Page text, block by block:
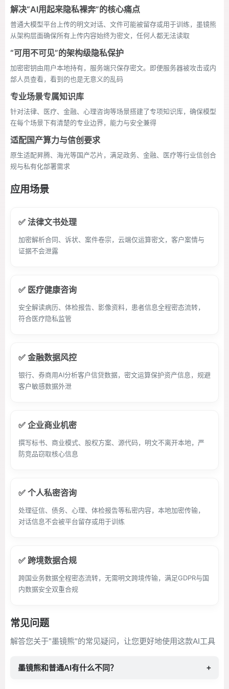
解决“AI用起来隐私裸奔”的核心痛点
普通大模型平台上传的明文对话、文件可能被留存或用于训练，墨镜熊
从架构层面确保所有上传内容始终为密文，任何人都无法读取
“可用不可见”的架构级隐私保护
加密密钥由用户本地持有，服务端只保存密文。即便服务器被攻击或内
部人员查看，看到的也是无意义的乱码
专业场景专属知识库
针对法律、医疗、金融、心理咨询等场景搭建了专项知识库，确保模型
在每个场景下有清楚的专业边界，能力与安全兼得
适配国产算力与信创要求
原生适配昇腾、海光等国产芯片，满足政务、金融、医疗等行业信创合
规与私有化部署需求
应用场景
✅ 法律文书处理
加密解析合同、诉状、案件卷宗，云端仅运算密文，客户案情与
证据不会泄露
✅ 医疗健康咨询
安全解读病历、体检报告、影像资料，患者信息全程密态流转，
符合医疗隐私监管
✅ 金融数据风控
银行、券商用AI分析客户信贷数据，密文运算保护资产信息，规避
客户敏感数据外泄
✅ 企业商业机密
撰写标书、商业模式、股权方案、源代码，明文不离开本地，严
防竞品窃取核心信息
✅ 个人私密咨询
处理征信、债务、心理、体检报告等私密内容，本地加密传输，
对话信息不会被平台留存或用于训练
✅ 跨境数据合规
跨国业务数据全程密态流转，无需明文跨境传输，满足GDPR与国
内数据安全双重合规
常见问题
解答您关于"墨镜熊"的常见疑问，让您更好地使用这款AI工具
墨镜熊和普通AI有什么不同？ +